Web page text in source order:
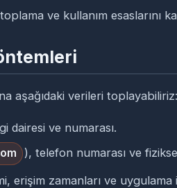
ve kullanım esaslarını
aşağıdaki verileri toplayabiliriz:
dairesi ve numarası.
), telefon numarası ve
erişim zamanları ve uygulama